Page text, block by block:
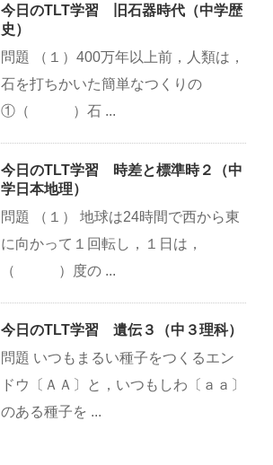
今日のTLT学習 旧石器時代（中学歴
史）
問題 （１）400万年以上前，人類は，
石を打ちかいた簡単なつくりの
①（ ）石 ...
今日のTLT学習 時差と標準時２（中
学日本地理）
問題 （１） 地球は24時間で西から東
に向かって１回転し，１日は，
（ ）度の ...
今日のTLT学習 遺伝３（中３理科）
問題 いつもまるい種子をつくるエン
ドウ〔ＡＡ〕と，いつもしわ〔ａａ〕
のある種子を ...